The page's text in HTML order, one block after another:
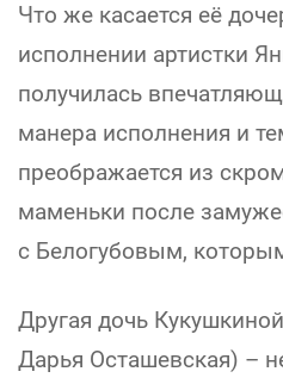
Что же касается её
исполнении артистки
получилась
манера исполнения и
преображается из
маменьки после
с Белогубовым,
Другая дочь
Дарья Осташевская) –